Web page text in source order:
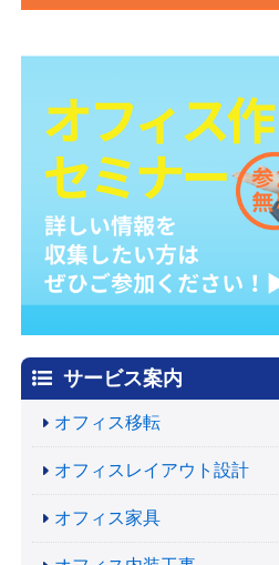
サービス案内
オフィス移転
オフィスレイアウト設計
オフィス家具